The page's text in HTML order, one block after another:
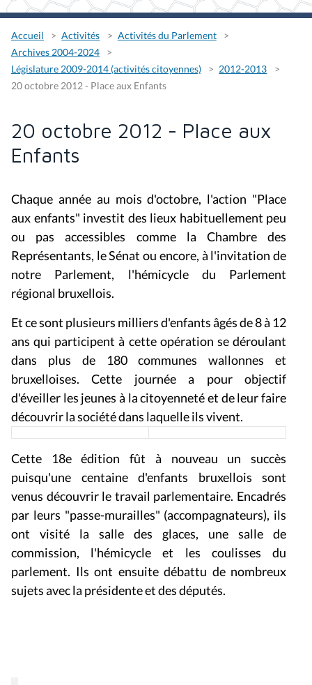
Accueil Activités
Activités du Parlement
Archives 2004-2024
Législature 2009-2014 (activités citoyennes)
2012-2013
20 octobre 2012 - Place aux Enfants
20 octobre 2012 - Place aux
Enfants
Chaque année au mois d'octobre, l'action "Place
aux enfants" investit des lieux habituellement peu
ou pas accessibles comme la Chambre des
Représentants, le Sénat ou encore, à l'invitation de
notre Parlement, l'hémicycle du Parlement
régional bruxellois.
Et ce sont plusieurs milliers d'enfants âgés de 8 à 12
ans qui participent à cette opération se déroulant
dans plus de 180 communes wallonnes et
bruxelloises. Cette journée a pour objectif
d'éveiller les jeunes à la citoyenneté et de leur faire
découvrir la société dans laquelle ils vivent.
Cette 18e édition fût à nouveau un succès
puisqu'une centaine d'enfants bruxellois sont
venus découvrir le travail parlementaire. Encadrés
par leurs "passe-murailles" (accompagnateurs), ils
ont visité la salle des glaces, une salle de
commission, l'hémicycle et les coulisses du
parlement. Ils ont ensuite débattu de nombreux
sujets avec la présidente et des députés.